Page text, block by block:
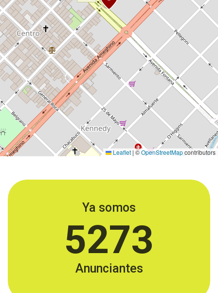
Leaflet | ©OpenStreetMapcontributors
Ya somos
5273
Anunciantes